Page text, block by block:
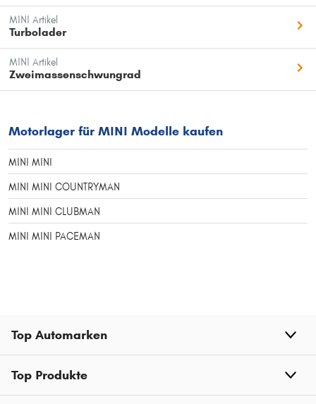
MINI Artikel
Turbolader
MINI Artikel
Zweimassenschwungrad
Motorlager für MINI Modelle kaufen
MINI MINI
MINI MINI COUNTRYMAN
MINI MINI CLUBMAN
MINI MINI PACEMAN
Top Automarken
Top Produkte